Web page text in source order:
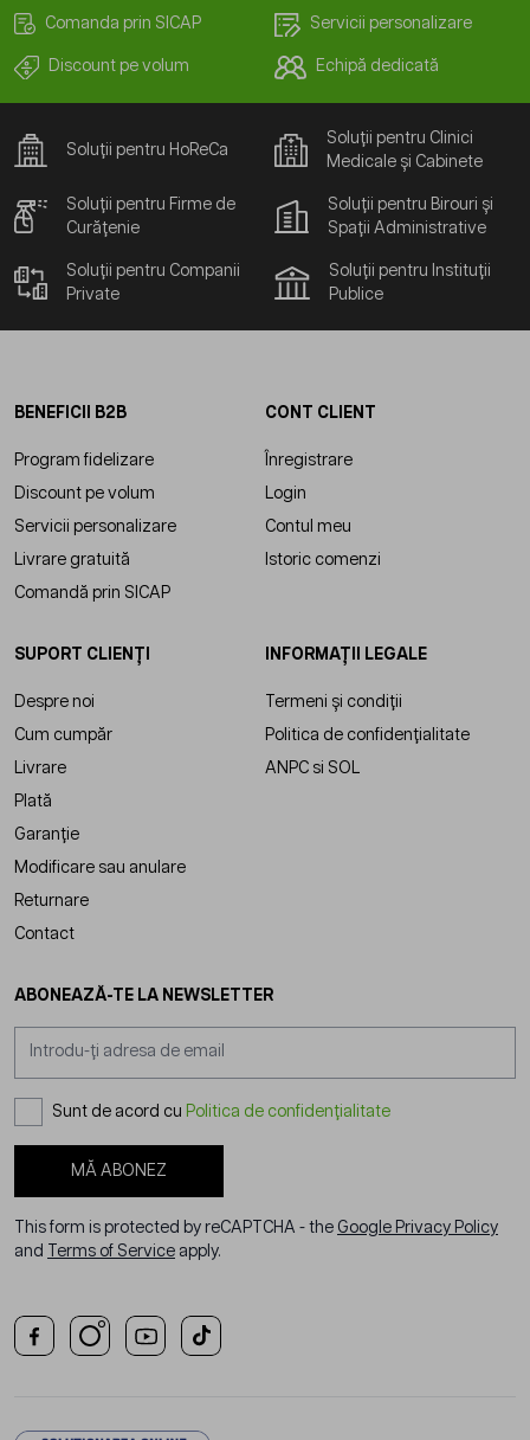
Comanda prin SICAP Servicii personalizare
Discount pe volum Echipă dedicată
Soluții pentru HoReCa
Soluții pentru Clinici
Medicale și Cabinete
Soluții pentru Firme de
Curățenie
Soluții pentru Birouri și
Spații Administrative
Soluții pentru Companii
Private
Soluții pentru Instituții
Publice
BENEFICII B2B
Program fidelizare
Discount pe volum
Servicii personalizare
Livrare gratuită
Comandă prin SICAP
CONT CLIENT
Înregistrare
Login
Contul meu
Istoric comenzi
SUPORT CLIENȚI
Despre noi
Cum cumpăr
Livrare
Plată
Garanție
Modificare sau anulare
Returnare
Contact
INFORMAȚII LEGALE
Termeni și condiții
Politica de confidențialitate
ANPC si SOL
ABONEAZĂ-TE LA NEWSLETTER
Sunt de acord cu Politica de confidențialitate
MĂ ABONEZ
This form is protected by reCAPTCHA - the Google Privacy Policy
and
Terms of Service apply.